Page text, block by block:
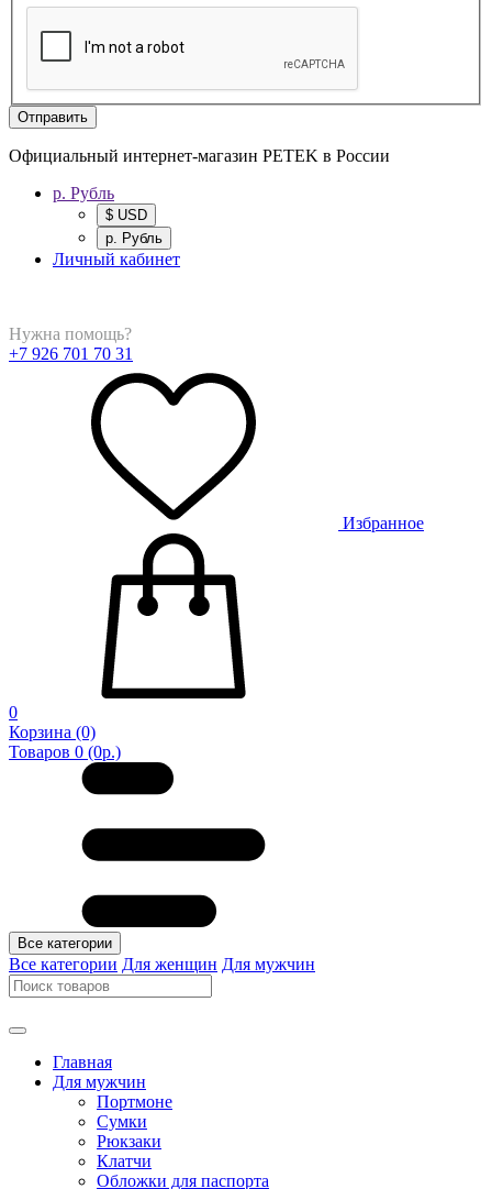
Отправить
Официальный интернет-магазин PETEK в России
р. Рубль
$ USD
р. Рубль
Личный кабинет
Нужна помощь?
+7 926 701 70 31
Избранное
0
Корзина (0)
Товаров 0 (0р.)
Все категории
Все категории Для женщин Для мужчин
Главная
Для мужчин
Портмоне
Сумки
Рюкзаки
Клатчи
Обложки для паспорта